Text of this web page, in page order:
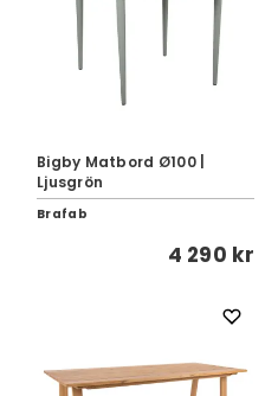
Bigby Matbord Ø100 |
Ljusgrön
Brafab
4 290 kr